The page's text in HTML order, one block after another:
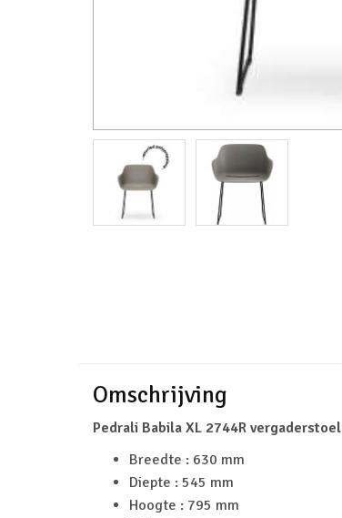
Omschrijving
Pedrali Babila XL 2744R vergaderstoel
Breedte : 630 mm
Diepte : 545 mm
Hoogte : 795 mm